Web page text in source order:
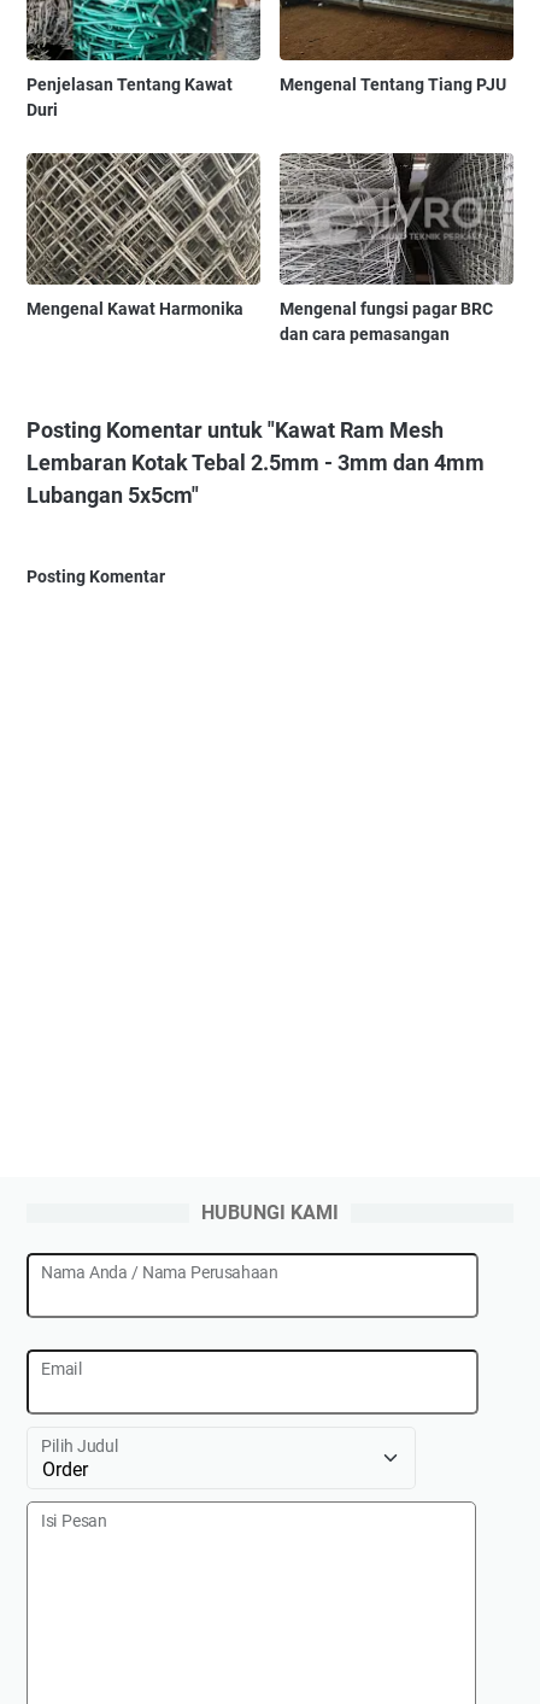
Penjelasan Tentang Kawat
Duri
Mengenal Tentang Tiang PJU
Mengenal Kawat Harmonika
Mengenal fungsi pagar BRC
dan cara pemasangan
Posting Komentar untuk "Kawat Ram Mesh
Lembaran Kotak Tebal 2.5mm - 3mm dan 4mm
Lubangan 5x5cm"
Posting Komentar
HUBUNGI KAMI
Nama Anda / Nama Perusahaan
Email
Pilih Judul
Isi Pesan